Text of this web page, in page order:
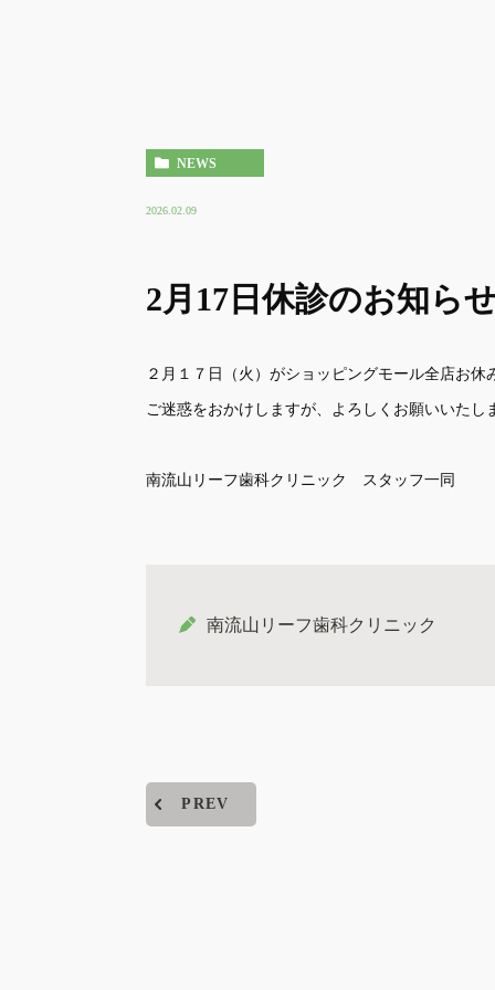
NEWS
2026.02.09
2月17日休診のお知ら
２月１７日（火）がショッピングモール全店お休
ご迷惑をおかけしますが、よろしくお願いいたし
南流山リーフ歯科クリニック スタッフ一同
南流山リーフ歯科クリニック
PREV